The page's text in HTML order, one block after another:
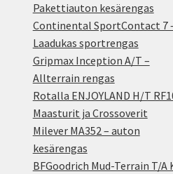
Pakettiauton kesärengas
Continental SportContact 7
Laadukas sportrengas
Gripmax Inception A/T –
Allterrain rengas
Rotalla ENJOYLAND H/T
Maasturit ja Crossoverit
Milever MA352 – auton
kesärengas
BFGoodrich Mud-Terrain T/A